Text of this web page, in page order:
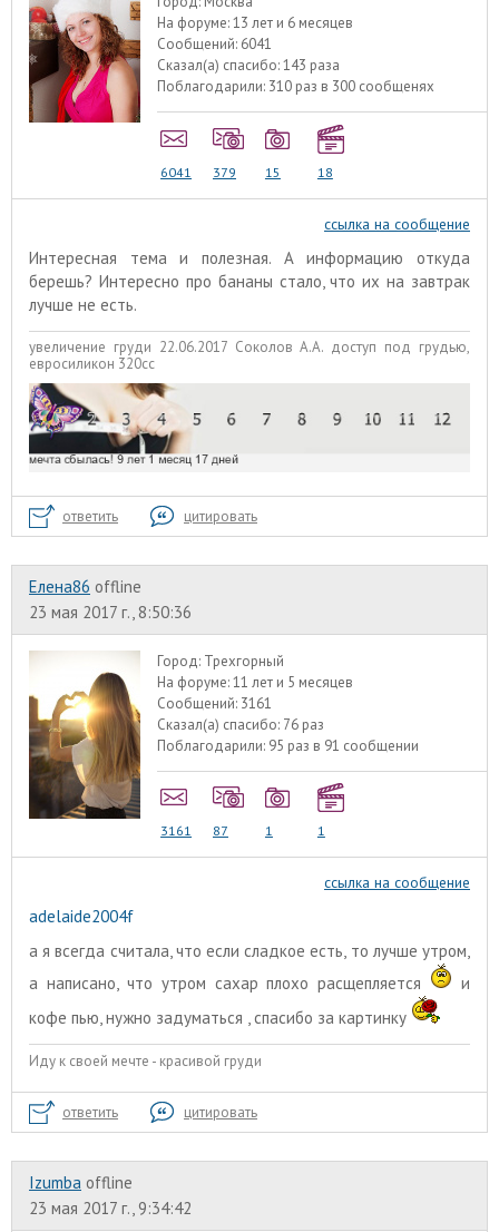
На форуме:13 лет и 6 месяцев
Сообщений: 6041
Сказал(а) спасибо:143 раза
Поблагодарили: 310 раз в 300 сообщенях
6041 379 15 18
ссылка на сообщение
Интересная тема и полезная. А информацию откуда
берешь? Интересно про бананы стало, что их на завтрак
лучше не есть.
увеличение груди 22.06.2017 Соколов А.А. доступ под грудью,
евросиликон 320сс
ответить цитировать
Елена86 offline
23 мая 2017 г., 8:50:36
Город: Трехгорный
На форуме:11 лет и 5 месяцев
Сообщений: 3161
Сказал(а) спасибо: 76 раз
Поблагодарили: 95 раз в 91 сообщении
3161 87 1 1
ссылка на сообщение
adelaide2004f
а я всегда считала, что если сладкое есть, то лучше утром,
а написано, что утром сахар плохо расщепляется
и
кофе пью, нужно задуматься , спасибо за картинку
Иду к своей мечте - красивой груди
ответить цитировать
Izumba offline
23 мая 2017 г., 9:34:42